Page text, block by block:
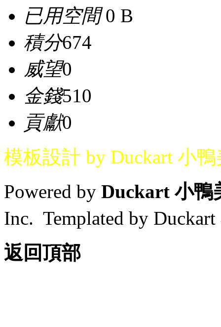
已用空間0 B
積分674
威望0
金錢510
貢獻0
模板設計 by Duckart 小
Powered by Duckart 小鴨
Inc. Templated by
返回頂部